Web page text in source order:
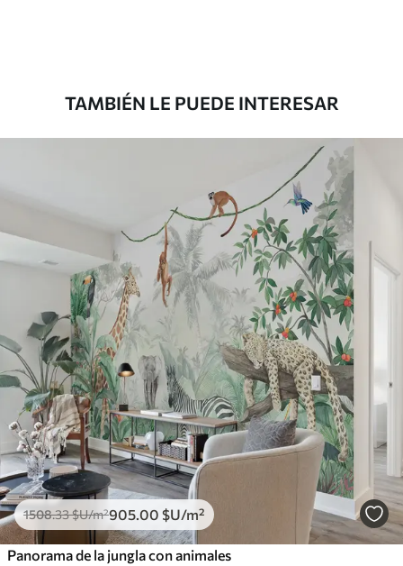
Vinilo Premium
1990.001194.00$U/m²
TAMBIÉN LE PUEDE INTERESAR
1508.33$U/m²905 .00 $U/m²
Panorama de la jungla con animales